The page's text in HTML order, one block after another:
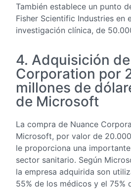
También establece un punto
Fisher Scientific Industries en
investigación clínica, de
4. Adquisición
Corporation por
millones de
de Microsoft
La compra de Nuance
Microsoft, por valor de
le proporciona una
sector sanitario. Según
la empresa adquirida son
55% de los médicos y el 75%